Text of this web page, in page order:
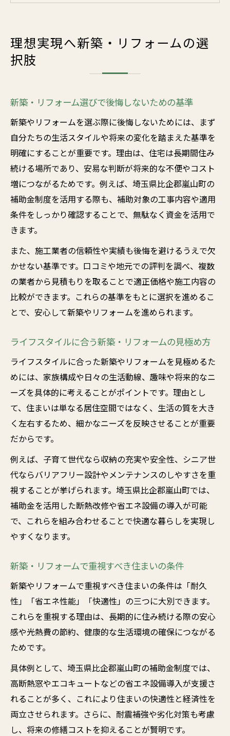
修繕も含めた新築・リフォームの検討ポイ
将来を見据えた新築・リフォーム計画のコ
新築・リフォーム補助金の基本と使い方の
流れ
補助金利用で新築・リフォームが身近に感
じる理由
新築・リフォーム補助金申請前に確認すべ
きこと
新築・リフォーム補助金の活用事例と体験
談
新築・リフォームを比べるコツと注意点
新築・リフォーム比較時に失敗しない方法
とは
コスト面で比較する新築・リフォームの選
び方
新築・リフォームの施工範囲と実績に注目
しよう
新築・リフォームを比較する際の体験談紹
介
嵐山町で無駄なく補助金を利用するには
新築・リフォーム補助金を無駄なく申請す
るコツ
嵐山町対応の新築・リフォーム補助金条件
とは
新築・リフォーム補助金でよくある申請ミ
ポイント
失敗しない補助金活用の新築・リフォーム
事例
補助制度と申請手順を詳しく解説
意点
新築・リフォームに使える補助制度の全体
像
補助金申請に必要な書類と準備事項を解説
理想実現へ新築・リフォームの選
択肢
新築・リフォーム選びで後悔しないための基準
新築やリフォームを選ぶ際に後悔しないためには、まず
自分たちの生活スタイルや将来の変化を踏まえた基準を
明確にすることが重要です。理由は、住宅は長期間住み
続ける場所であり、安易な判断が将来的な不便やコスト
増につながるためです。例えば、埼玉県比企郡嵐山町の
補助金制度を活用する際も、補助対象の工事内容や適用
条件をしっかり確認することで、無駄なく資金を活用で
きます。
また、施工業者の信頼性や実績も後悔を避けるうえで欠
かせない基準です。口コミや地元での評判を調べ、複数
の業者から見積もりを取ることで適正価格や施工内容の
比較ができます。これらの基準をもとに選択を進めるこ
とで、安心して新築やリフォームを進められます。
ライフスタイルに合う新築・リフォームの見極め方
ライフスタイルに合った新築やリフォームを見極めるた
めには、家族構成や日々の生活動線、趣味や将来的なニ
ーズを具体的に考えることがポイントです。理由とし
て、住まいは単なる居住空間ではなく、生活の質を大き
く左右するため、細かなニーズを反映させることが重要
だからです。
例えば、子育て世代なら収納の充実や安全性、シニア世
代ならバリアフリー設計やメンテナンスのしやすさを重
視することが挙げられます。埼玉県比企郡嵐山町では、
補助金を活用した断熱改修や省エネ設備の導入が可能
で、これらを組み合わせることで快適な暮らしを実現し
やすくなります。
新築・リフォームで重視すべき住まいの条件
新築やリフォームで重視すべき住まいの条件は「耐久
性」「省エネ性能」「快適性」の三つに大別できます。
これらを重視する理由は、長期的に住み続ける際の安心
感や光熱費の節約、健康的な生活環境の確保につながる
ためです。
具体例として、埼玉県比企郡嵐山町の補助金制度では、
高断熱窓やエコキュートなどの省エネ設備導入が支援さ
れることが多く、これにより住まいの快適性と経済性を
両立させられます。さらに、耐震補強や劣化対策も考慮
し、将来の修繕コストを抑えることが賢明です。